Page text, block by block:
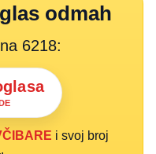
odmah
6218:
i svoj broj